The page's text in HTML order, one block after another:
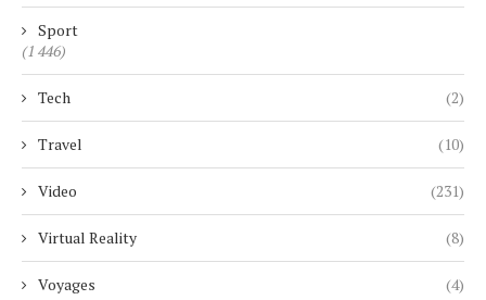
Sport
(1 446)
Tech (2)
Travel (10)
Video (231)
Virtual Reality (8)
Voyages (4)